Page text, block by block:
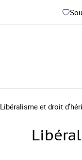
Libéralisme et droit